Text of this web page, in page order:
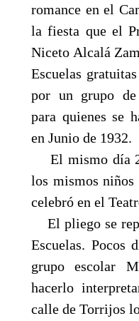
romance en el
la fiesta que el
Niceto Alcalá
Escuelas
por un grupo de
para quienes se
en Junio de 1932.
El mismo día
los mismos
celebró en el
El pliego se
Escuelas. Pocos
grupo escolar
hacerlo
calle de Torrijos